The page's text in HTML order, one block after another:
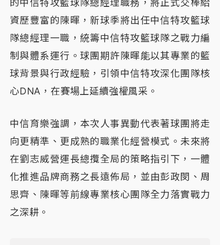
的中信特攻籃球隊總經理職務，將正式交棒給
資歷豐富的陳暉，新球季將出任中信特攻籃球
隊總經理一職，統籌中信特攻籃球隊之戰力編
制與體系運行。球團期許陳暉能以其專業的籃
球背景與行政經驗，引領中信特攻深化團隊核
心DNA，在賽場上延續強權風采。
中信育樂強調，本次人事異動代表著球團將走
向更精準、更成熟的職業化經營模式。未來將
在劉志威營運長總攬全局的策略指引下，一體
化推進品牌商務之長遠佈局，並由彭政閔、周
思齊、陳暉等前線專業核心團隊全力落實戰力
之深耕。